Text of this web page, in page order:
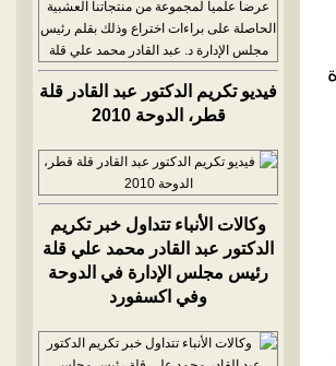
فيديو تكريم الدكتور عبد القادر قلة
قطر، الدوحة 2010
وكالات الأنباء تتداول خبر تكريم
الدكتور عبد القادر محمد علي قلة
رئيس مجلس الإدارة في الدوحة
وفي اكسفورد